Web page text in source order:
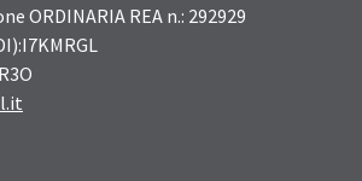
ORDINARIA REA n.: 292929